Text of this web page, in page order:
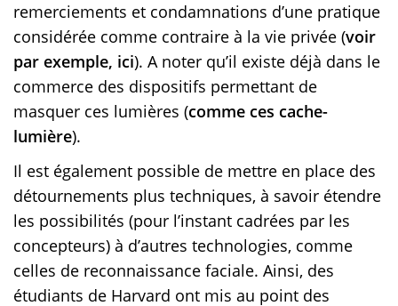
remerciements et condamnations d’une pratique
considérée comme contraire à la vie privée (voir
par exemple, ici). A noter qu’il existe déjà dans le
commerce des dispositifs permettant de
masquer ces lumières (comme ces cache-
lumière).
Il est également possible de mettre en place des
détournements plus techniques, à savoir étendre
les possibilités (pour l’instant cadrées par les
concepteurs) à d’autres technologies, comme
celles de reconnaissance faciale. Ainsi, des
étudiants de Harvard ont mis au point des